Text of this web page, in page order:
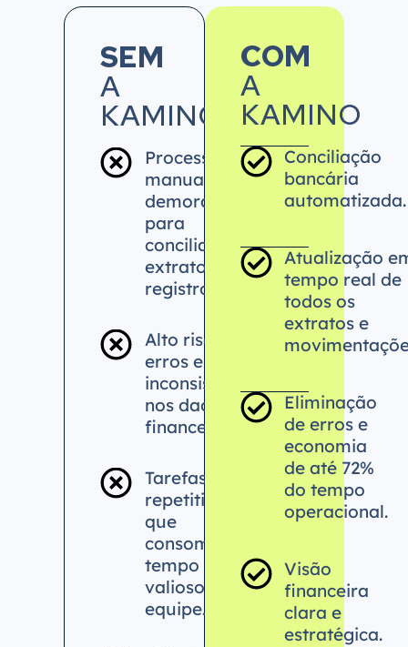
SEM
A
KAMINO
Processo
manual e
demorado
para
conciliar
extratos e
registros.
Alto risco de
erros e
inconsistências
nos dados
financeiros.
Tarefas
repetitivas
que
consomem
tempo
valioso da
equipe.
COM
A
KAMINO
Conciliação
bancária
automatizada.
Atualização
tempo real de
todos os
extratos e
Eliminação
de erros e
economia
de até 72%
do tempo
operacional.
Visão
financeira
clara e
estratégica.